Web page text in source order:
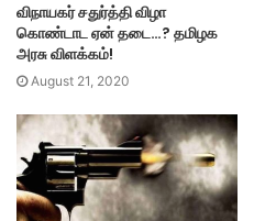
விநாயகர் சதுர்த்தி விழா
கொண்டாட ஏன் தடை…? தமிழக
அரசு விளக்கம்!
August 21, 2020